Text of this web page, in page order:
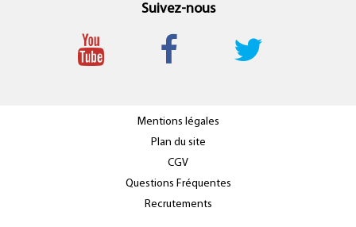
Suivez-nous
Mentions légales
Plan du site
CGV
Questions Fréquentes
Recrutements